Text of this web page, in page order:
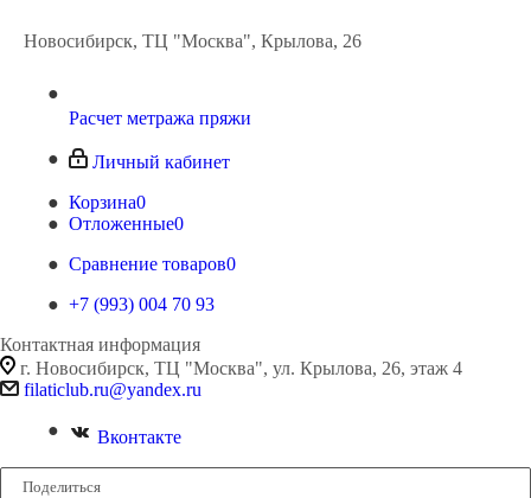
Новосибирск, ТЦ "Москва", Крылова, 26
Расчет метража пряжи
Личный кабинет
Корзина0
Отложенные0
Сравнение товаров0
+7 (993) 004 70 93
Контактная информация
г. Новосибирск, ТЦ "Москва", ул. Крылова, 26, этаж 4
filaticlub.ru@yandex.ru
Вконтакте
Поделиться